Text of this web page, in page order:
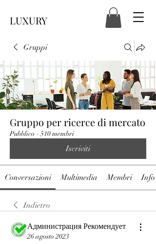
LUXURY
Gruppi
Gruppo per ricerce di mercato
Pubblico · 510 membri
Iscriviti
Conversazioni Multimedia Membri Info
Indietro
Администрация Рекомендует
26 agosto 2023